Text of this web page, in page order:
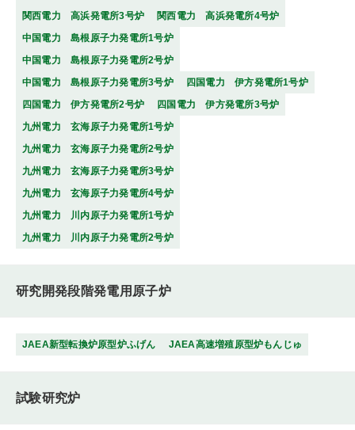
関西電力 高浜発電所3号炉
関西電力 高浜発電所4号炉
中国電力 島根原子力発電所1号炉
中国電力 島根原子力発電所2号炉
中国電力 島根原子力発電所3号炉
四国電力 伊方発電所1号炉
四国電力 伊方発電所2号炉
四国電力 伊方発電所3号炉
九州電力 玄海原子力発電所1号炉
九州電力 玄海原子力発電所2号炉
九州電力 玄海原子力発電所3号炉
九州電力 玄海原子力発電所4号炉
九州電力 川内原子力発電所1号炉
九州電力 川内原子力発電所2号炉
研究開発段階発電用原子炉
JAEA新型転換炉原型炉ふげん JAEA高速増殖原型炉もんじゅ
試験研究炉